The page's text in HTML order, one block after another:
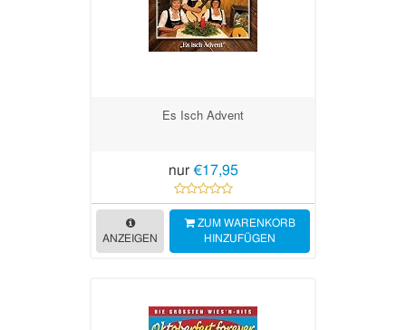
Es Isch Advent
nur €17,95
ANZEIGEN
ZUM WARENKORB
HINZUFÜGEN